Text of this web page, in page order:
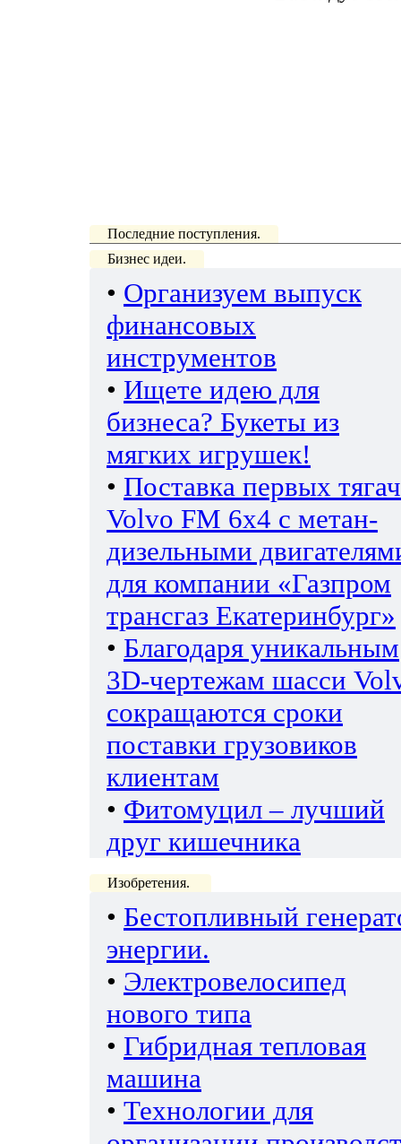
Последние поступления.
Бизнес идеи.
• Организуем выпуск
финансовых
инструментов
• Ищете идею для
бизнеса? Букеты из
мягких игрушек!
• Поставка первых
Volvo FM 6х4 с метан-
дизельными
для компании «Газпром
трансгаз Екатеринбург»
• Благодаря уникальным
3D-чертежам шасси
сокращаются сроки
поставки грузовиков
клиентам
• Фитомуцил – лучший
друг кишечника
Изобретения.
• Бестопливный
энергии.
• Электровелосипед
нового типа
• Гибридная тепловая
машина
• Технологии для